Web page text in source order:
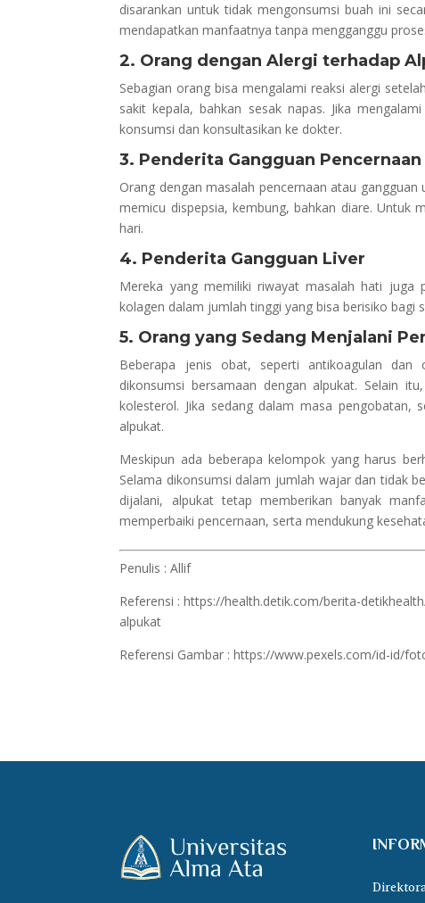
disarankan untuk tidak mengonsumsi buah ini
mendapatkan manfaatnya tanpa mengganggu
2. Orang dengan Alergi terhadap
Sebagian orang bisa mengalami reaksi alergi
sakit kepala, bahkan sesak napas. Jika
konsumsi dan konsultasikan ke dokter.
3. Penderita Gangguan Pencernaan
Orang dengan masalah pencernaan atau
memicu dispepsia, kembung, bahkan diare. Untuk
hari.
4. Penderita Gangguan Liver
Mereka yang memiliki riwayat masalah hati juga
kolagen dalam jumlah tinggi yang bisa berisiko bagi
5. Orang yang Sedang Menjalani
Beberapa jenis obat, seperti antikoagulan dan
dikonsumsi bersamaan dengan alpukat. Selain
kolesterol. Jika sedang dalam masa pengobatan,
alpukat.
Meskipun ada beberapa kelompok yang harus
Selama dikonsumsi dalam jumlah wajar dan tidak
dijalani, alpukat tetap memberikan banyak
memperbaiki pencernaan, serta mendukung
Penulis : Allif
Referensi :https://health.detik.com/berita-
alpukat
Referensi Gambar :https://www.pexels.com/id-id/